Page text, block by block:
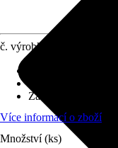
č. výrobku
Zatížení sněhem
Více informací o zboží
Množství (ks)